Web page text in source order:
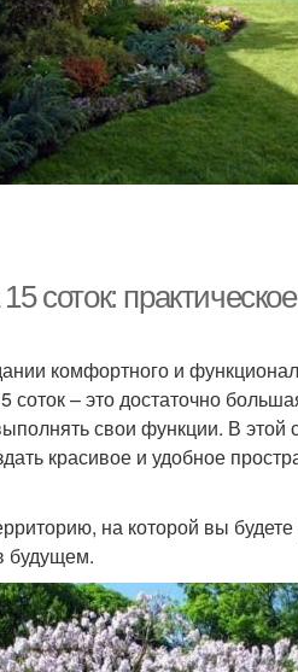
соток:
комфортного и
– это достаточно
свои функции. В
красивое и удобное
на которой вы будете
будущем.